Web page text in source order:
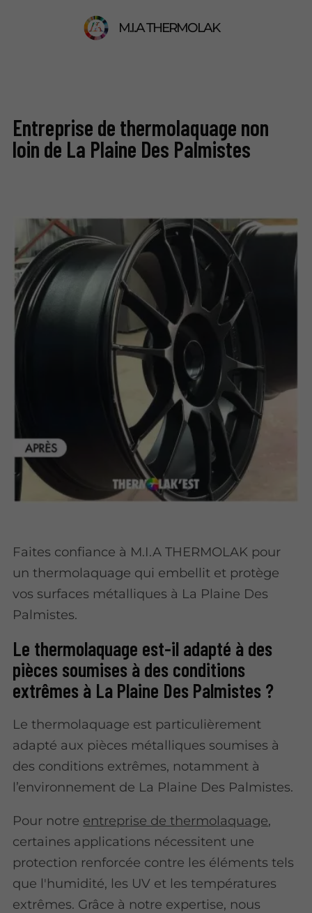
M.I.A THERMOLAK
Entreprise de thermolaquage non
loin de La Plaine Des Palmistes
Faites confiance à M.I.A THERMOLAK pour
un thermolaquage qui embellit et protège
vos surfaces métalliques à La Plaine Des
Palmistes.
Le thermolaquage est-il adapté à des
pièces soumises à des conditions
extrêmes à La Plaine Des Palmistes ?
Le thermolaquage est particulièrement
adapté aux pièces métalliques soumises à
des conditions extrêmes, notamment à
l’environnement de La Plaine Des Palmistes.
Pour notre entreprise de thermolaquage,
certaines applications nécessitent une
protection renforcée contre les éléments tels
que l'humidité, les UV et les températures
extrêmes. Grâce à notre expertise, nous